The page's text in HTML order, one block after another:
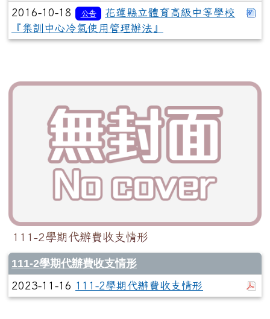
2016-10-18 公告
花蓮縣立體育高級中等學校
『集訓中心冷氣使用管理辦法』
111-2學期代辦費收支情形
111-2學期代辦費收支情形
2023-11-16 111-2學期代辦費收支情形